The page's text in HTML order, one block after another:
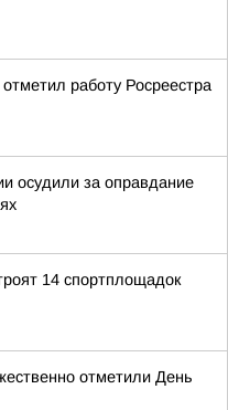
работу Росреестра
осудили за оправдание
14 спортплощадок
отметили День